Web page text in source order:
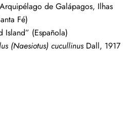
de Galápagos, Ilhas
Fé)
Island” (Española)
(Naesiotus) cucullinusDall, 1917